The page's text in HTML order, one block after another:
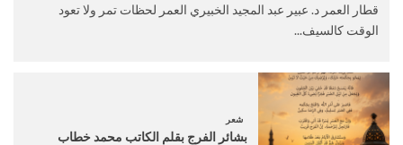
قطار العمر د. عبير عبد المجيد الخبيري العمر لحظات تمر ولا تعود
الوقت كالسيف...
شعر
بشائر الفرج بقلم الكاتب محمد خطاب